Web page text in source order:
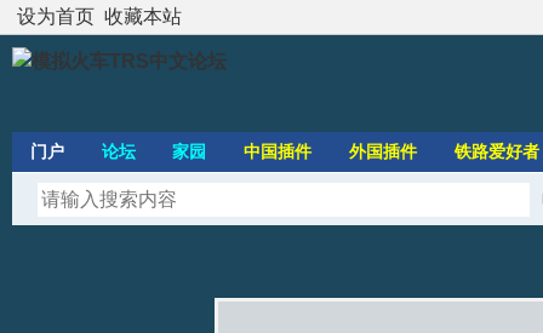
设为首页 收藏本站
门户 论坛 家园 中国插件 外国插件 铁路爱好者